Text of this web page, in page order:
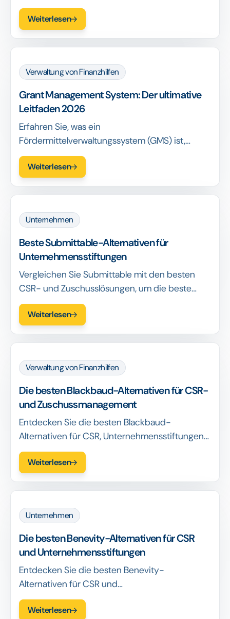
zeigt Ihnen, wie das geht und welches System
Sie für Ihren Erfolg benötigen.
Weiterlesen
Verwaltung von Finanzhilfen
Grant Management System: Der ultimative
Leitfaden 2026
Erfahren Sie, was ein
Fördermittelverwaltungssystem (GMS) ist,
welche Vorteile und Funktionen es bietet, wie
hoch die Kosten sind und wie Sie im Jahr 2026
Weiterlesen
Unternehmen
Beste Submittable-Alternativen für
Unternehmensstiftungen
Vergleichen Sie Submittable mit den besten
CSR- und Zuschusslösungen, um die beste
Lösung für Automatisierung, Wirkungsnachweis
und ROI zu finden.
Weiterlesen
Verwaltung von Finanzhilfen
Die besten Blackbaud-Alternativen für CSR-
und Zuschussmanagement
Entdecken Sie die besten Blackbaud-
Alternativen für CSR, Unternehmensstiftungen
und Förderprogramme. Vergleichen Sie
Flexibilität, ROI und Berichterstattung für
Weiterlesen
Unternehmen
Die besten Benevity-Alternativen für CSR
und Unternehmensstiftungen
Entdecken Sie die besten Benevity-
Alternativen für CSR und
Unternehmensstiftungen. Vergleichen Sie
Funktionen, Preise und ROI, um die beste
Weiterlesen